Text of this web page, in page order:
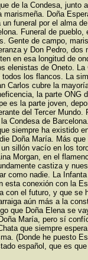
de la Condesa, junto
Doña
funeral por el alma
Funeral de pueblo,
Gente de campo,
y Don Pedro, dos
en esa longitud de
elenistas de Oneto. La
los flancos. La
Carlos cubre la
la parte ONG
es la parte joven,
del Tercer Mundo.
Condesa de
siempre ha existido
Doña María. Más que
sillón vacío en los
Morgan, en el
castiza y
como nadie. La
esta conexión con la
con el futuro, y que se
aún más a la
que Doña Elena se
María, pero sí
que siempre
(Donde he puesto
español, que es